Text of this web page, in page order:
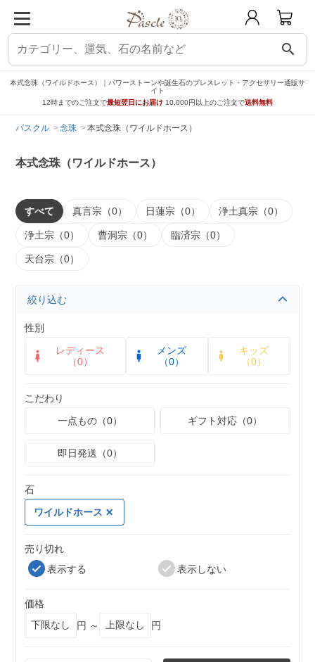
search
本式念珠（ワイルドホース）｜パワーストーンや誕生石のブレスレット・アクセサリー通販サ
イト
12時までのご注文で最短翌日にお届け 10,000円以上のご注文で送料無料
パスクル 念珠 本式念珠（ワイルドホース）
本式念珠（ワイルドホース）
すべて 真言宗（0） 日蓮宗（0） 浄土真宗（0）
浄土宗（0） 曹洞宗（0） 臨済宗（0）
天台宗（0）
絞り込む
性別
レディース
（0）
メンズ
（0）
キッズ
（0）
こだわり
一点もの（0）
ギフト対応（0）
即日発送（0）
石
ワイルドホース
売り切れ
表示する
表示しない
価格
円 ～
円